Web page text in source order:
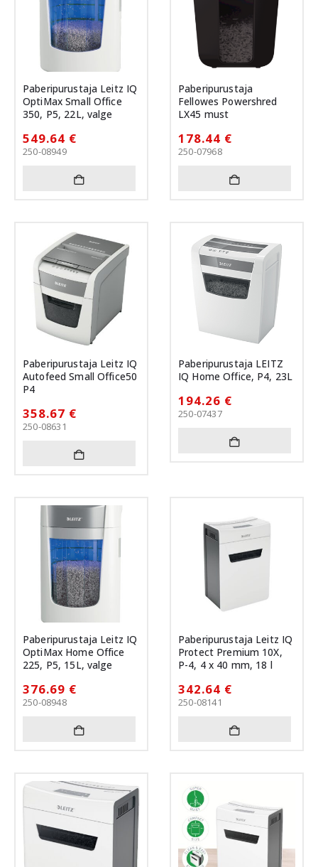
Paberipurustaja Leitz IQ
OptiMax Small Office
350, P5, 22L, valge
549.64 €
250-08949
Paberipurustaja
Fellowes Powershred
LX45 must
178.44 €
250-07968
Paberipurustaja Leitz IQ
Autofeed Small Office50
P4
358.67 €
250-08631
Paberipurustaja LEITZ
IQ Home Office, P4, 23L
194.26 €
250-07437
Paberipurustaja Leitz IQ
OptiMax Home Office
225, P5, 15L, valge
376.69 €
250-08948
Paberipurustaja Leitz IQ
Protect Premium 10X,
P-4, 4 x 40 mm, 18 l
342.64 €
250-08141